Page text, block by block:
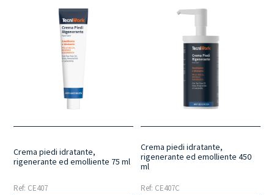
Crema piedi idratante,
rigenerante ed emolliente 75 ml
Ref: CE407
Crema piedi idratante,
rigenerante ed emolliente 450
ml
Ref: CE407C